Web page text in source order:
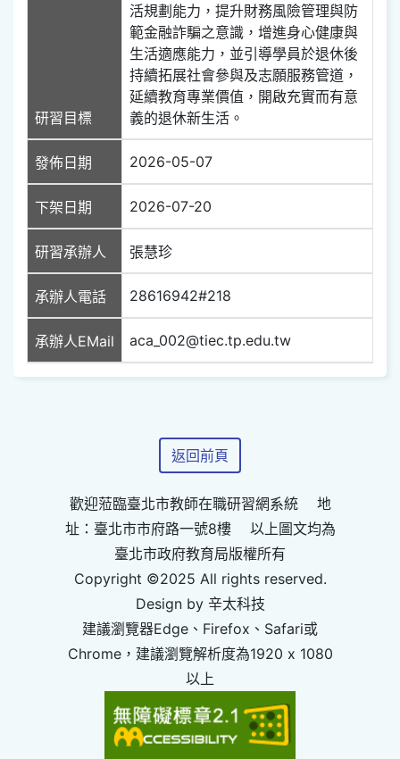
研習目標
活規劃能力，提升財務風險管理與防
範金融詐騙之意識，增進身心健康與
生活適應能力，並引導學員於退休後
持續拓展社會參與及志願服務管道，
延續教育專業價值，開啟充實而有意
義的退休新生活。
發佈日期 2026-05-07
下架日期 2026-07-20
研習承辦人 張慧珍
承辦人電話 28616942#218
承辦人EMail aca_002@tiec.tp.edu.tw
返回前頁
歡迎蒞臨臺北市教師在職研習網系統 地
址：臺北市市府路一號8樓 以上圖文均為
臺北市政府教育局版權所有
Copyright ©2025 All rights reserved.
Design by 辛太科技
建議瀏覽器Edge、Firefox、Safari或
Chrome，建議瀏覽解析度為1920 x 1080
以上